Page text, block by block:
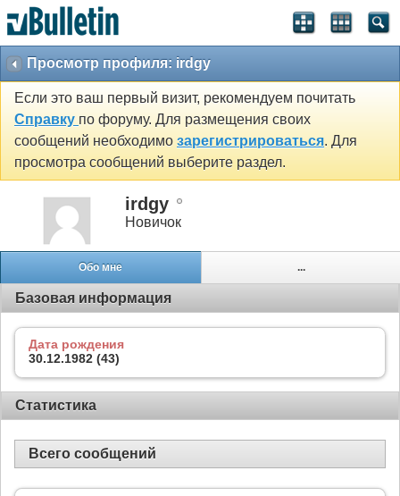
Просмотр профиля: irdgy
Если это ваш первый визит, рекомендуем почитать
Справку по форуму. Для размещения своих
сообщений необходимо зарегистрироваться. Для
просмотра сообщений выберите раздел.
irdgy
Новичок
Обо мне ...
Базовая информация
Дата рождения
30.12.1982 (43)
Статистика
Всего сообщений